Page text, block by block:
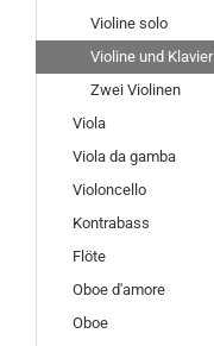
Violine solo
Violine und Klavier
Zwei Violinen
Viola
Viola da gamba
Violoncello
Kontrabass
Flöte
Oboe d'amore
Oboe